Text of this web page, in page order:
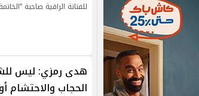
للفنانة الراقية صاحبة
هدى رمزي: ليس
الحجاب والاحتشام